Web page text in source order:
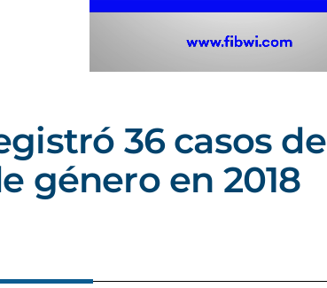
36 casos de
género en 2018